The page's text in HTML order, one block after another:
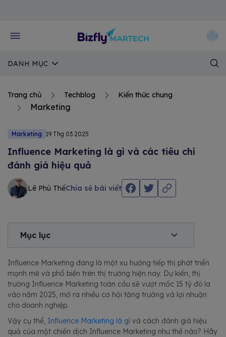
DANH MỤC
Trang chủ Techblog Kiến thức chung
Marketing
Marketing 19 Thg 03 2025
Influence Marketing là gì và các tiêu chí
đánh giá hiệu quả
Lê Phú ThếChia sẻ bài viết
Mục lục
Influence Marketing đang là một xu hướng tiếp thị phát triển
mạnh mẽ và phổ biến trên thị trường hiện nay. Dự kiến, thị
trường Influence Marketing toàn cầu sẽ vượt mốc 15 tỷ đô la
vào năm 2025, mở ra nhiều cơ hội tăng trưởng và lợi nhuận
cho doanh nghiệp.
Vậy cụ thể, Influence Marketing là gì và cách đánh giá hiệu
quả của một chiến dịch Influence Marketing như thế nào? Hãy